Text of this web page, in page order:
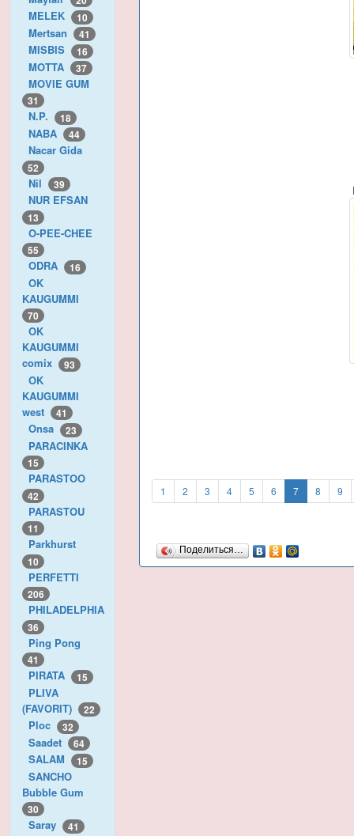
MELEK 10
Mertsan 41
MISBIS 16
MOTTA 37
MOVIE GUM
31
N.P. 18
NABA 44
Nacar Gida
52
Nil 39
NUR EFSAN
13
O-PEE-CHEE
55
ODRA 16
OK
KAUGUMMI
70
OK
KAUGUMMI
comix
93
OK
KAUGUMMI
west
41
Onsa 23
PARACINKA
15
PARASTOO
42
PARASTOU
11
Parkhurst
10
PERFETTI
206
PHILADELPHIA
36
Ping Pong
41
PIRATA 15
PLIVA
(FAVORIT)
22
Ploc 32
Saadet 64
SALAM 15
SANCHO
Bubble Gum
30
Saray 41
1 2 3 4 5 6 7 8 9
Поделиться…